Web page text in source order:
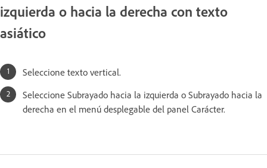
izquierda o hacia la derecha con texto
asiático
Seleccione texto vertical.
Seleccione Subrayado hacia la izquierda o Subrayado hacia la
derecha en el menú desplegable del panel Carácter.